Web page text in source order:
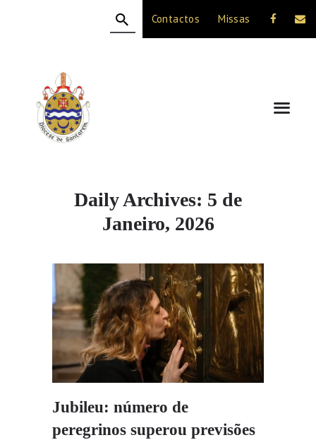
Contactos Missas
Daily Archives: 5 de
Janeiro, 2026
A DIOCESE
CELEBRAÇÃO
VIDA CRISTÃ
NOTÍCIAS
Jubileu: número de
peregrinos superou previsões